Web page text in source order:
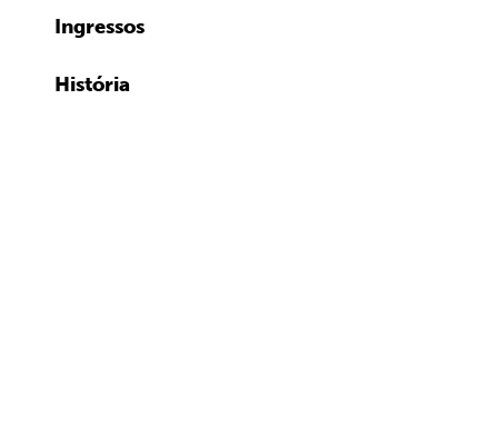
Ingressos
História